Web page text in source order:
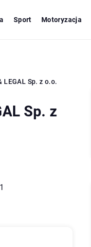
Sport Motoryzacja
LEGAL Sp. z o.o.
Sp. z